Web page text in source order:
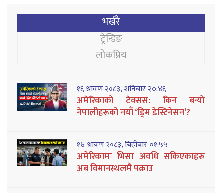
भर्खरै
ट्रेन्डिङ
लोकप्रिय
१६ श्रावण २०८३, शनिबार २०:४६
अमेरिकाको टेक्सस: किन बन्यो
नेपालीहरूको नयाँ ‘ड्रिम डेस्टिनेसन’?
१४ श्रावण २०८३, बिहीबार ०१:५५
अमेरिकामा भिसा अवधि सकिएकाहरू
अब विमानस्थलमै पक्राउ